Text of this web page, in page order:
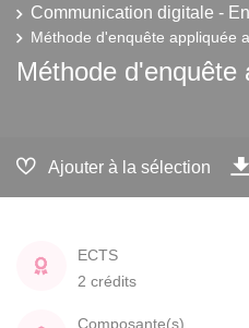
Communication digitale -
Méthode d'enquête appliquée
Méthode d'enquête
Ajouter à la sélection
ECTS
2 crédits
Composante(s)